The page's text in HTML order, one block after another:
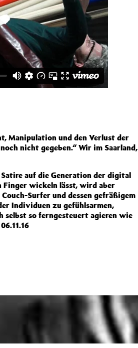
Manipulation und den Verlust der
nicht gegeben.“ Wir im Saarland,
auf die Generation der digital
Finger wickeln lässt, wird aber
Surfer und dessen gefräßigem
Individuen zu gefühlsarmen,
selbst so ferngesteuert agieren wie